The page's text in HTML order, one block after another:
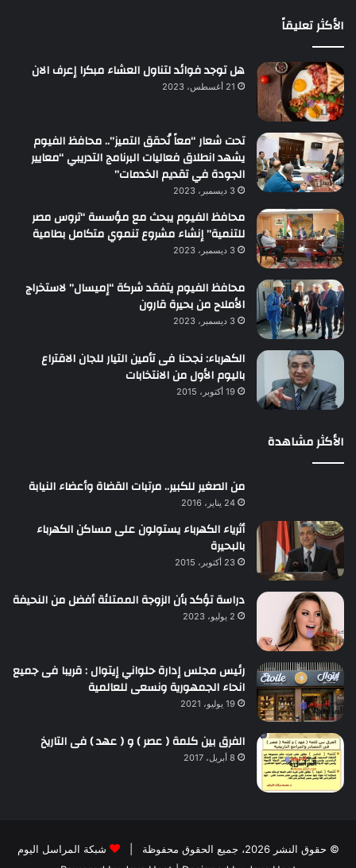
الأكثر تعليقاً
هل توجد فوائد لتناول العشاء مبكرا إعرف الان
21 أغسطس، 2023
تحت شعار “معاً نُحقق التميز”.. محافظ الفيوم
يشهد انطلاق فعاليات البرنامج التدريبي “معايير
الجودة في تقديم الخدمات”
3 ديسمبر، 2023
محافظ الفيوم يبحث مع مؤسسة “تروس مصر
للتنمية” إنشاء مشروع تنموي متكامل بطامية
3 ديسمبر، 2023
محافظ الفيوم يتفقد شركة “إميسال” لاستخراج
الأملاح من بحيرة قارون
3 ديسمبر، 2023
الكهرباء: نجحنا فى تأمين التيار للجان الاقتراع
باليوم الأول من الانتخابات
19 أكتوبر، 2015
الأكثر مشاهدة
من الصغير للكبير.. مرتبات القضاة وأعضاء النيابة
24 يناير، 2016
أثرياء الكهرباء يستولون على مساكن الكهرباء
بالبحيرة
23 أكتوبر، 2015
دراسة تؤكد بأن الزوجة الممتلئة أفضل من النحيفة
2 يوليو، 2023
رئيس مجلس إدارة حلواني إيتوال : قريبا فى جميع
انحاء الجمهورية ونسعى للعالمية
19 يوليو، 2021
الفرق بين كلمة ( عصر ) و ( عهد ) فى التاريخ
8 أبريل، 2017
© حقوق النشر 2026، جميع الحقوق محفوظة |
شبكة المراسل اليوم